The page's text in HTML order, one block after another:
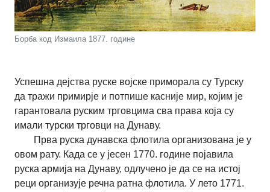
Борба код Измаила 1877. године
Успешна дејства руске војске приморала су Турску
да тражи примирје и потпише касније мир, којим је
гарантовала руским трговцима сва права која су
имали турски трговци на Дунаву.
Прва руска дунавска флотила организована је у
овом рату. Када се у јесен 1770. године појавила
руска армија на Дунаву, одлучено је да се на истој
реци организује речна ратна флотила. У лето 1771.